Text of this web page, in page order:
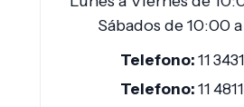
Sábados de 10:00
Telefono: 11
Telefono: 11